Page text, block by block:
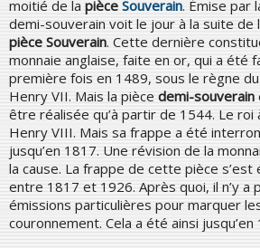
moitié de la pièce Souverain. Émise par
demi-souverain voit le jour à la suite de
pièce Souverain. Cette dernière
monnaie anglaise, faite en or, qui a été
première fois en 1489, sous le règne
Henry VII. Mais la pièce demi-souverain
être réalisée qu’à partir de 1544. Le roi
Henry VIII. Mais sa frappe a été
jusqu’en 1817. Une révision de la
la cause. La frappe de cette pièce s’est
entre 1817 et 1926. Après quoi, il n’y a
émissions particulières pour marquer
couronnement. Cela a été ainsi jusqu’en